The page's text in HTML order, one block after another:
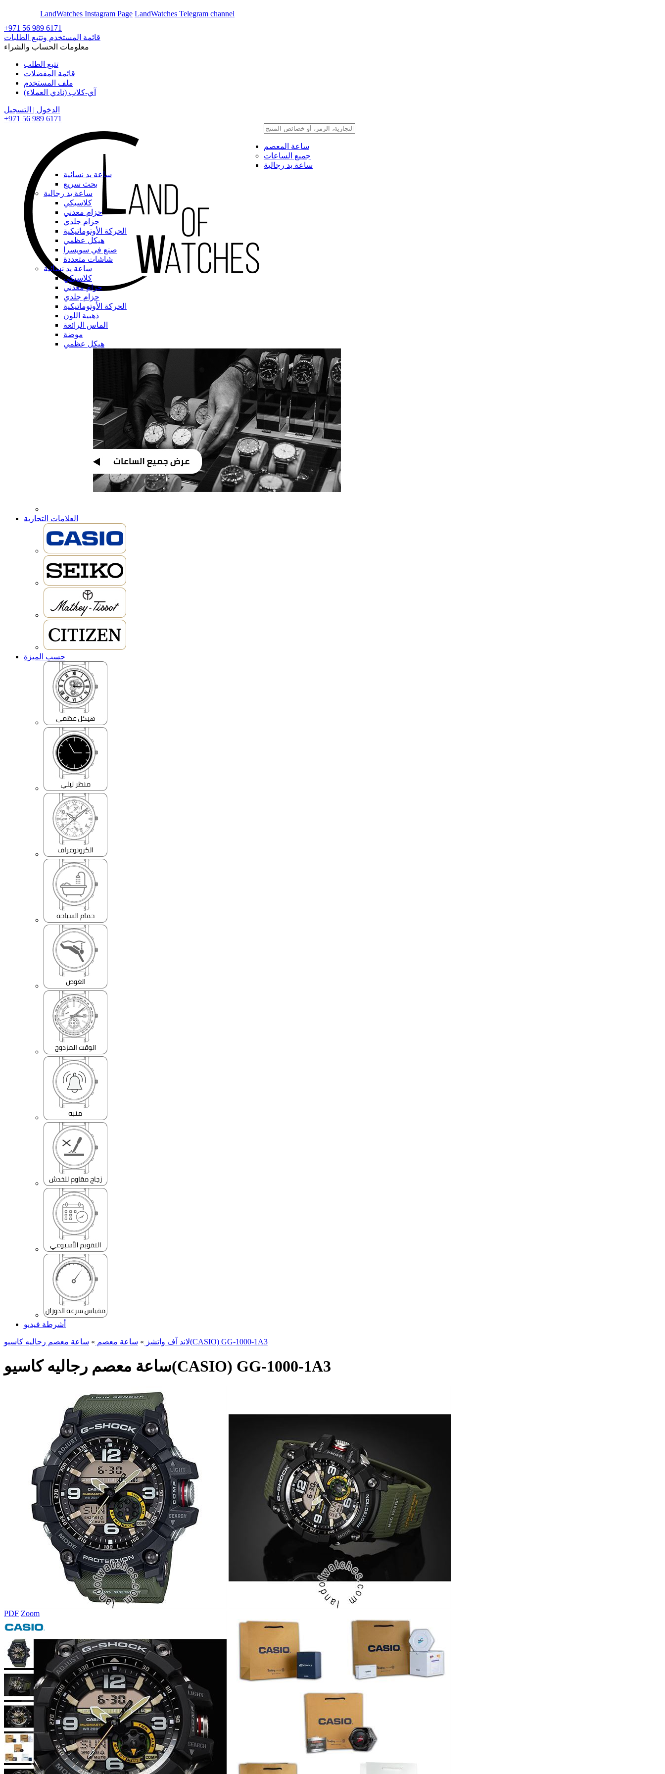
LandWatches Instagram Page LandWatches Telegram channel
+971 56 989 6171
قائمة المستخدم وتتبع الطلبات
معلومات الحساب والشراء
تتبع الطلب
قائمة المفضلات
ملف المستخدم
آي-كلاب (نادي العملاء)
الدخول | التسجيل
+971 56 989 6171
ساعة المعصم
جميع الساعات
ساعة يد رجالية
ساعة يد نسائية
بحث سريع
ساعة يد رجالية
كلاسيكي
حزام معدني
حزام جلدي
الحركة الأوتوماتيكية
هيكل عظمي
صنع في سويسرا
شاشات متعددة
ساعة يد نسائية
كلاسيكي
حزام معدني
حزام جلدي
الحركة الأوتوماتيكية
ذهبية اللون
الماس الرائعة
موضة
هيكل عظمي
العلامات التجارية
حسب الميزة
أشرطة فيديو
لاند آف واتشز » ساعة معصم » ساعة معصم رجالیه کاسیو(CASIO) GG-1000-1A3
ساعة معصم رجالیه کاسیو(CASIO) GG-1000-1A3
PDF Zoom